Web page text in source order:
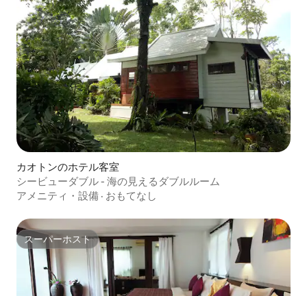
カオトンのホテル客室
シービューダブル - 海の見えるダブルルーム
アメニティ・設備 · おもてなし
スーパーホスト
スーパーホスト